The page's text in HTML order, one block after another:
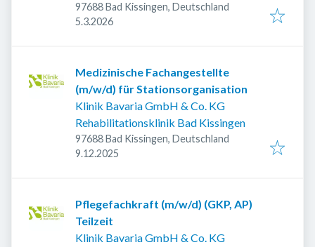
97688 Bad Kissingen, Deutschland
Veröffentlicht
5.3.2026
Medizinische Fachangestellte
(m/w/d) für Stationsorganisation
Klinik Bavaria GmbH & Co. KG
Rehabilitationsklinik Bad Kissingen
97688 Bad Kissingen, Deutschland
Veröffentlicht
9.12.2025
Pflegefachkraft (m/w/d) (GKP, AP)
Teilzeit
Klinik Bavaria GmbH & Co. KG